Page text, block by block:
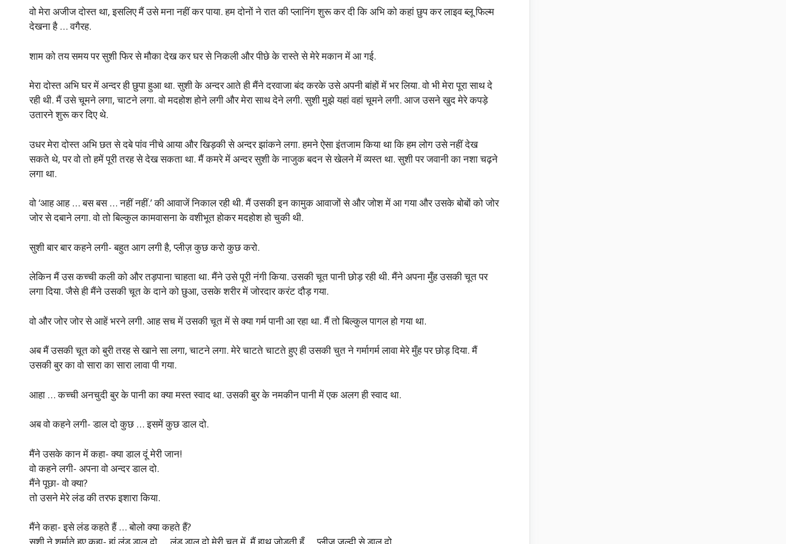
वो मेरा अजीज दोस्त था, इसलिए मैं उसे मना नहीं कर पाया. हम दोनों ने रात की प्लानिंग शुरू कर दी कि अभि को कहां छुप कर लाइव ब्लू फिल्म
देखना है … वगैरह.
शाम को तय समय पर सुशी फिर से मौका देख कर घर से निकली और पीछे के रास्ते से मेरे मकान में आ गई.
मेरा दोस्त अभि घर में अन्दर ही छुपा हुआ था. सुशी के अन्दर आते ही मैंने दरवाजा बंद करके उसे अपनी बांहों में भर लिया. वो भी मेरा पूरा साथ दे
रही थी. मैं उसे चूमने लगा, चाटने लगा. वो मदहोश होने लगी और मेरा साथ देने लगी. सुशी मुझे यहां वहां चूमने लगी. आज उसने खुद मेरे कपड़े
उतारने शुरू कर दिए थे.
उधर मेरा दोस्त अभि छत से दबे पांव नीचे आया और खिड़की से अन्दर झांकने लगा. हमने ऐसा इंतजाम किया था कि हम लोग उसे नहीं देख
सकते थे, पर वो तो हमें पूरी तरह से देख सकता था. मैं कमरे में अन्दर सुशी के नाजुक बदन से खेलने में व्यस्त था. सुशी पर जवानी का नशा चढ़ने
लगा था.
वो ‘आह आह … बस बस … नहीं नहीं.’ की आवाजें निकाल रही थी. मैं उसकी इन कामुक आवाजों से और जोश में आ गया और उसके बोबों को जोर
जोर से दबाने लगा. वो तो बिल्कुल कामवासना के वशीभूत होकर मदहोश हो चुकी थी.
सुशी बार बार कहने लगी- बहुत आग लगी है, प्लीज़ कुछ करो कुछ करो.
लेकिन मैं उस कच्ची कली को और तड़पाना चाहता था. मैंने उसे पूरी नंगी किया. उसकी चूत पानी छोड़ रही थी. मैंने अपना मुँह उसकी चूत पर
लगा दिया. जैसे ही मैंने उसकी चूत के दाने को छुआ, उसके शरीर में जोरदार करंट दौड़ गया.
वो और जोर जोर से आहें भरने लगी. आह सच में उसकी चूत में से क्या गर्म पानी आ रहा था. मैं तो बिल्कुल पागल हो गया था.
अब मैं उसकी चूत को बुरी तरह से खाने सा लगा, चाटने लगा. मेरे चाटते चाटते हुए ही उसकी चुत ने गर्मागर्म लावा मेरे मुँह पर छोड़ दिया. मैं
उसकी बुर का वो सारा का सारा लावा पी गया.
आहा … कच्ची अनचुदी बुर के पानी का क्या मस्त स्वाद था. उसकी बुर के नमकीन पानी में एक अलग ही स्वाद था.
अब वो कहने लगी- डाल दो कुछ … इसमें कुछ डाल दो.
मैंने उसके कान में कहा- क्या डाल दूं मेरी जान!
वो कहने लगी- अपना वो अन्दर डाल दो.
मैंने पूछा- वो क्या?
तो उसने मेरे लंड की तरफ इशारा किया.
मैंने कहा- इसे लंड कहते हैं … बोलो क्या कहते हैं?